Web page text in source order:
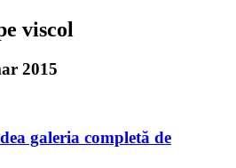
viscol
2015
galeria completă de